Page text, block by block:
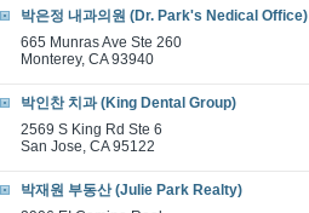
박은정 내과의원 (Dr. Park's Nedical Office)
665 Munras Ave Ste 260
Monterey, CA 93940
박인찬 치과 (King Dental Group)
2569 S King Rd Ste 6
San Jose, CA 95122
박재원 부동산 (Julie Park Realty)